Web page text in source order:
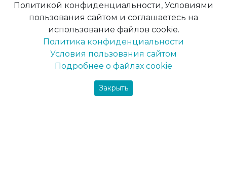
Грунтовки
Грунт-эмаль
Грунт по дереву
Грунт по металлу
Грунтовки для минеральных поверхностей
Лаки та деревозахист
Политикой конфиденциальности, Условиями
пользования сайтом и соглашаетесь на
использование файлов cookie.
Политика конфиденциальности
Условия пользования сайтом
Подробнее о файлах cookie
Закрыть